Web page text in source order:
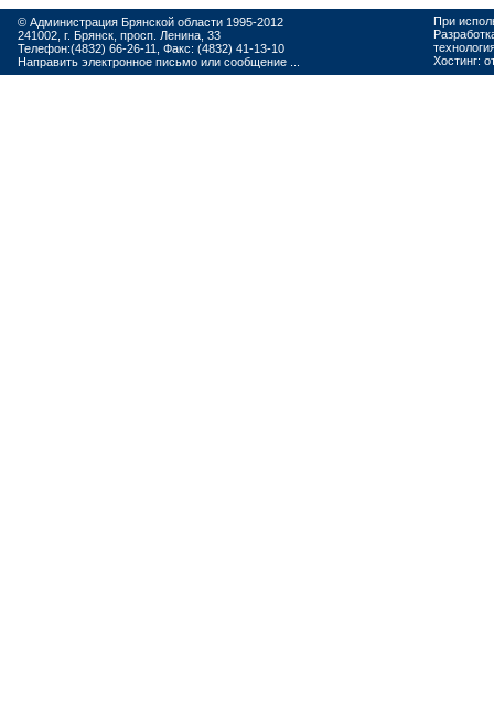
© Администрация Брянской области 1995-2012
241002, г. Брянск, просп. Ленина, 33
Телефон:(4832) 66-26-11, Факс: (4832) 41-13-10
Направить электронное письмо или сообщение ...
При
Хостинг: